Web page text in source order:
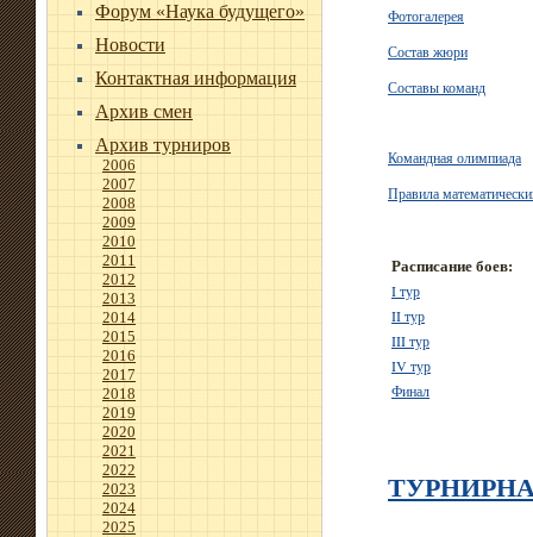
Форум «Наука будущего»
Новости
Контактная информация
Архив смен
Архив турниров
2006
2007
2008
2009
2010
2011
2012
2013
2014
2015
2016
2017
2018
2019
2020
2021
2022
2023
2024
2025
Фотогалерея
Состав жюри
Составы команд
Командная олимпиада
Правила
Расписание боев:
I тур
II тур
III тур
IV тур
Финал